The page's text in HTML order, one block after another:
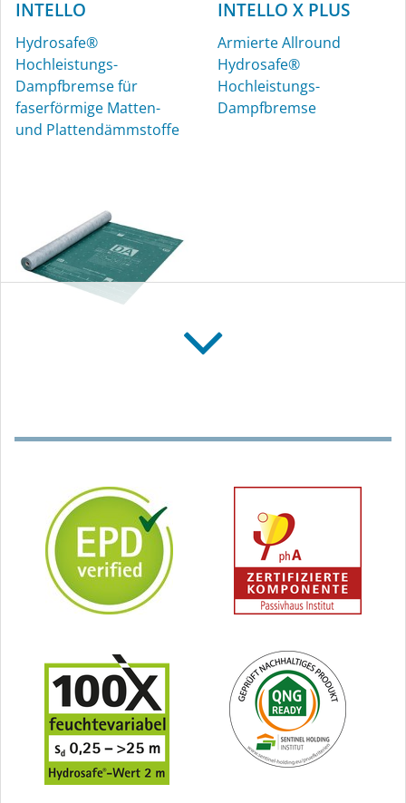
KAFLEX
Kabel-Manschetten,
Ø 4,8-12 mm, innen und
außen
ROFLEX
Rohr-Manschetten für
innen und außen
feuchtebeständiger
feuchtevariabel,
blau/schwarz
INTELLO
Hydrosafe®
Hochleistungs-
Dampfbremse für
faserförmige Matten-
und Plattendämmstoffe
INTELLO X PLUS
Armierte Allround
Hydrosafe®
Hochleistungs-
Dampfbremse
Sanierung